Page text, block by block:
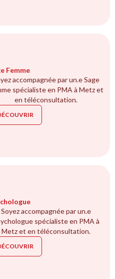
Femme
accompagnée par un.e Sage
spécialiste en PMA à Metz et
en téléconsultation.
Soyez accompagnée par un.e
spécialiste en PMA à
Metz et en téléconsultation.